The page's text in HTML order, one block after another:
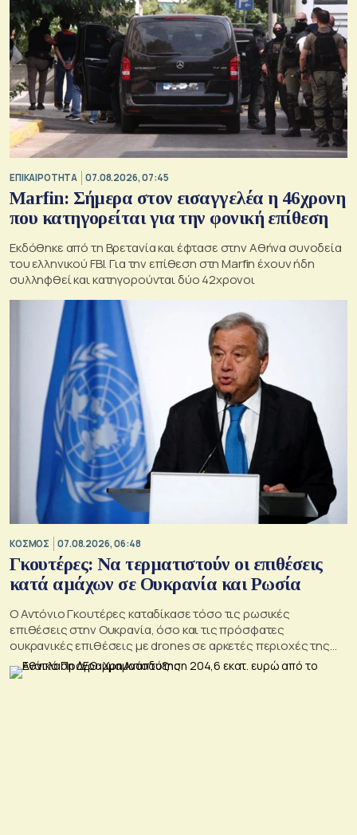
ΕΠΙΚΑΙΡΟΤΗΤΑ 07.08.2026, 07:45
Marfin: Σήμερα στον εισαγγελέα η 46χρονη
που κατηγορείται για την φονική επίθεση
Εκδόθηκε από τη Βρετανία και έφτασε στην Αθήνα συνοδεία
του ελληνικού FBI. Για την επίθεση στη Marfin έχουν ήδη
συλληφθεί και κατηγορούνται δύο 42χρονοι
ΚΟΣΜΟΣ 07.08.2026, 06:48
Γκουτέρες: Να τερματιστούν οι επιθέσεις
κατά αμάχων σε Ουκρανία και Ρωσία
Ο Αντόνιο Γκουτέρες καταδίκασε τόσο τις ρωσικές
επιθέσεις στην Ουκρανία, όσο και τις πρόσφατες
ουκρανικές επιθέσεις με drones σε αρκετές περιοχές της
Ρωσίας, οι οποίες προκάλεσαν απώλειες μεταξύ αμάχων και
ζημιές σε μη στρατιωτικές υποδομές.